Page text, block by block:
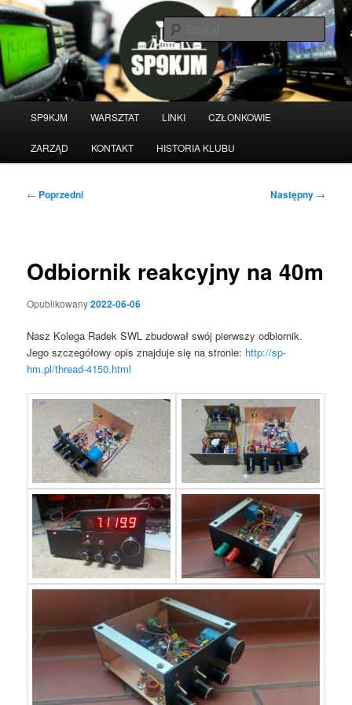
Przeskocz
do
tekstu
Witamy na stronie klubu
krótkofalarskiego SP9KJM
SP9KJM WARSZTAT LINKI CZŁONKOWIE
ZARZĄD KONTAKT HISTORIA KLUBU
Nawigacja
← Poprzedni Następny →
Odbiornik reakcyjny na 40m
Opublikowany2022-06-06
Nasz Kolega Radek SWL zbudował swój pierwszy odbiornik.
Jego szczegółowy opis znajduje się na stronie: http://sp-
hm.pl/thread-4150.html